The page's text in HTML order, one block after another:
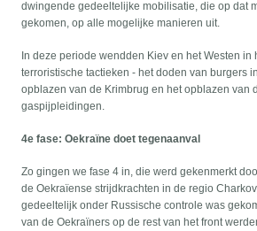
dwingende gedeeltelijke mobilisatie, die op dat
gekomen, op alle mogelijke manieren uit.
In deze periode wendden Kiev en het Westen in
terroristische tactieken - het doden van burgers
opblazen van de Krimbrug en het opblazen van
gaspijpleidingen.
4e fase: Oekraïne doet tegenaanval
Zo gingen we fase 4 in, die werd gekenmerkt
de Oekraïense strijdkrachten in de regio
gedeeltelijk onder Russische controle was
van de Oekraïners op de rest van het front